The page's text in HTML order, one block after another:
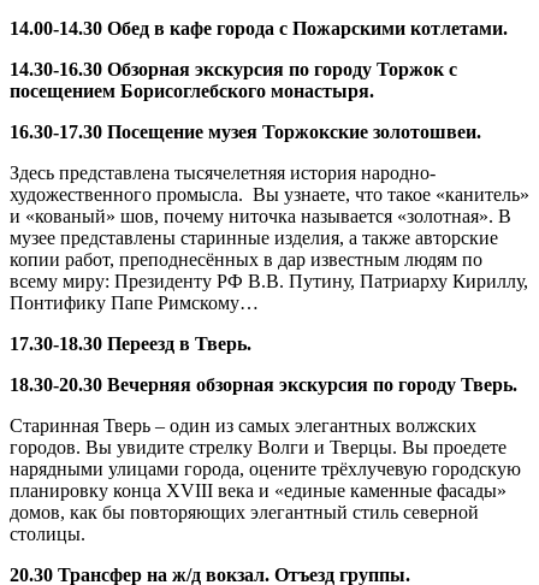
14.00-14.30 Обед в кафе города с Пожарскими котлетами.
14.30-16.30 Обзорная экскурсия по городу Торжок с
посещением Борисоглебского монастыря.
16.30-17.30 Посещение музея Торжокские золотошвеи.
Здесь представлена тысячелетняя история народно-
художественного промысла. Вы узнаете, что такое «канитель»
и «кованый» шов, почему ниточка называется «золотная». В
музее представлены старинные изделия, а также авторские
копии работ, преподнесённых в дар известным людям по
всему миру: Президенту РФ В.В. Путину, Патриарху Кириллу,
Понтифику Папе Римскому…
17.30-18.30 Переезд в Тверь.
18.30-20.30 Вечерняя обзорная экскурсия по городу Тверь.
Старинная Тверь – один из самых элегантных волжских
городов. Вы увидите стрелку Волги и Тверцы. Вы проедете
нарядными улицами города, оцените трёхлучевую городскую
планировку конца XVIII века и «единые каменные фасады»
домов, как бы повторяющих элегантный стиль северной
столицы.
20.30 Трансфер на ж/д вокзал. Отъезд группы.